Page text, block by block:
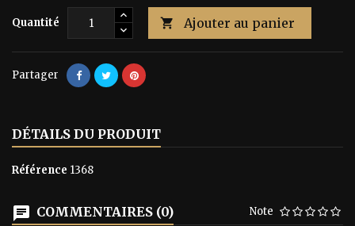
Quantité  Ajouter au panier
Partager
DÉTAILS DU PRODUIT
Référence 1368
COMMENTAIRES (0) Note